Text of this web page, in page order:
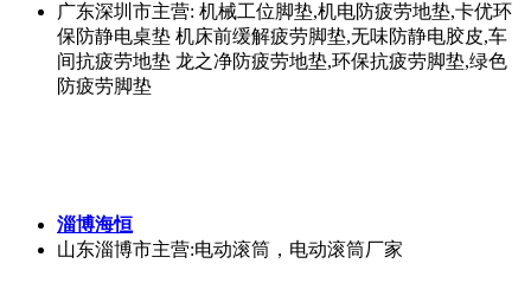
广东深圳市主营: 机械工位脚垫,机电防疲劳地垫,卡优环
保防静电桌垫 机床前缓解疲劳脚垫,无味防静电胶皮,车
间抗疲劳地垫 龙之净防疲劳地垫,环保抗疲劳脚垫,绿色
防疲劳脚垫
淄博海恒
山东淄博市主营:电动滚筒，电动滚筒厂家